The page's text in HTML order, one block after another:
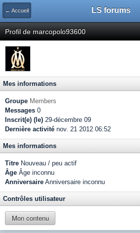
← Accueil LS forums
Profil de marcopolo93600
Mes informations
Groupe Members
Messages 0
Inscrit(e) (le) 29-décembre 09
Dernière activité nov. 21 2012 06:52
Mes informations
Titre Nouveau / peu actif
Âge Âge inconnu
Anniversaire Anniversaire inconnu
Contrôles utilisateur
Mon contenu